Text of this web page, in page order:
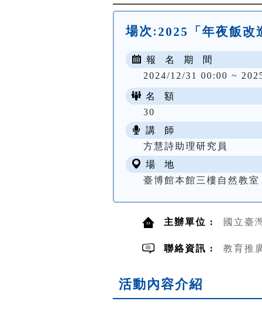
場次: 2025「年夜飯改
報 名 期 間
2024/12/31 00:00 ~
名 額
30
講 師
方慧詩助理研究員
場 地
臺博館本館三樓自然教室
主辦單位 : 國立臺
聯絡資訊 : 教育推
活動內容介紹